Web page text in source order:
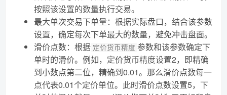
按照该设置的数量执行交易。
最大单次交易下单量：根据实际盘口，结合该参数
设置，确定每次下单最大的数量，避免冲击盘面。
滑价点数：根据 定价货币精度 参数和该参数确定下
单时的滑价。例如，定价货币精度设置2，即精确
到小数点第二位，精确到0.01。那么滑价点数每一
点代表0.01个定价单位。此时滑价点数设置5，下